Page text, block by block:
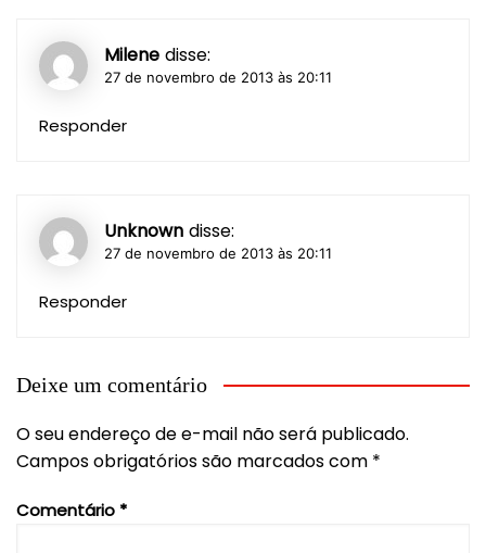
Milene disse:
27 de novembro de 2013 às 20:11
Responder
Unknown disse:
27 de novembro de 2013 às 20:11
Responder
Deixe um comentário
O seu endereço de e-mail não será publicado.
Campos obrigatórios são marcados com *
Comentário *